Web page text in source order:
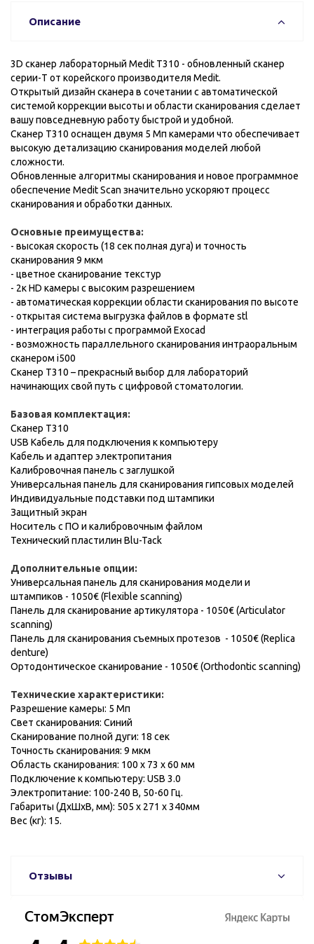
Описание
3D сканер лабораторный Medit T310 - обновленный сканер
серии-Т от корейского производителя Medit.
Открытый дизайн сканера в сочетании с автоматической
системой коррекции высоты и области сканирования сделает
вашу повседневную работу быстрой и удобной.
Сканер T310 оснащен двумя 5 Мп камерами что обеспечивает
высокую детализацию сканирования моделей любой
сложности.
Обновленные алгоритмы сканирования и новое программное
обеспечение Medit Scan значительно ускоряют процесс
сканирования и обработки данных.
Основные преимущества:
- высокая скорость (18 сек полная дуга) и точность
сканирования 9 мкм
- цветное сканирование текстур
- 2к HD камеры с высоким разрешением
- автоматическая коррекции области сканирования по высоте
- открытая система выгрузкa файлов в формате stl
- интеграция работы с программой Exocad
- возможность параллельного сканирования интраоральным
сканером i500
Сканер T310 – прекрасный выбор для лабораторий
начинающих свой путь с цифровой стоматологии.
Базовая комплектация:
Сканер T310
USB Кабель для подключения к компьютеру
Кабель и адаптер электропитания
Калибровочная панель с заглушкой
Универсальная панель для сканирования гипсовых моделей
Индивидуальные подставки под штампики
Защитный экран
Носитель с ПО и калибровочным файлом
Технический пластилин Blu-Tack
Дополнительные опции:
Универсальная панель для сканирования модели и
штампиков - 1050€ (Flexible scanning)
Панель для сканирование артикулятора - 1050€ (Articulator
scanning)
Панель для сканирования съемных протезов - 1050€ (Replica
denture)
Ортодонтическое сканирование - 1050€ (Orthodontic scanning)
Технические характеристики:
Разрешение камеры: 5 Мп
Свет сканирования: Синий
Сканирование полной дуги: 18 сек
Точность сканирования: 9 мкм
Область сканирования: 100 x 73 x 60 мм
Подключение к компьютеру: USB 3.0
Электропитание: 100-240 В, 50-60 Гц.
Габариты (ДхШхВ, мм): 505 x 271 x 340мм
Вес (кг): 15.
Отзывы